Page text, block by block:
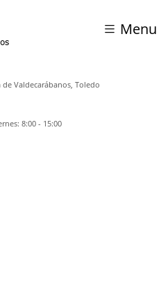
Menu
Valdecarábanos, Toledo
8:00 - 15:00